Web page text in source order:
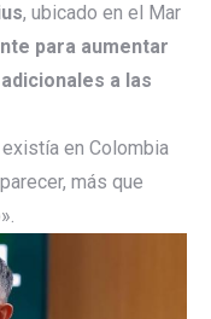
, ubicado en el Mar
para aumentar
a las
en Colombia
más que